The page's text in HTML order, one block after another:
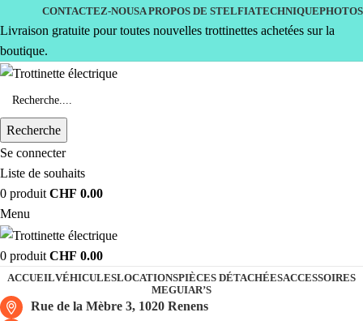
CONTACTEZ-NOUSA PROPOS DE STELFIATECHNIQUEPHOTOS
Livraison gratuite pour toutes nouvelles trottinettes achetées sur la
boutique.
Recherche
Se connecter
Liste de souhaits
0 produit CHF 0.00
Menu
0 produit CHF 0.00
ACCUEILVÉHICULESLOCATIONSPIÈCES DÉTACHÉESACCESSOIRES
MEGUIAR’S
Rue de la Mèbre 3, 1020 Renens